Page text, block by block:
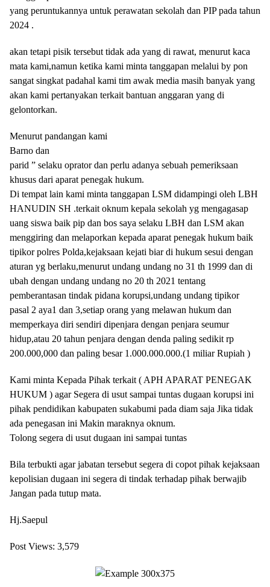
yang peruntukannya untuk perawatan sekolah dan PIP pada tahun
2024 .
akan tetapi pisik tersebut tidak ada yang di rawat, menurut kaca
mata kami,namun ketika kami minta tanggapan melalui by pon
sangat singkat padahal kami tim awak media masih banyak yang
akan kami pertanyakan terkait bantuan anggaran yang di
gelontorkan.
Menurut pandangan kami
Barno dan
parid ” selaku oprator dan perlu adanya sebuah pemeriksaan
khusus dari aparat penegak hukum.
Di tempat lain kami minta tanggapan LSM didampingi oleh LBH
HANUDIN SH .terkait oknum kepala sekolah yg mengagasap
uang siswa baik pip dan bos saya selaku LBH dan LSM akan
menggiring dan melaporkan kepada aparat penegak hukum baik
tipikor polres Polda,kejaksaan kejati biar di hukum sesui dengan
aturan yg berlaku,menurut undang undang no 31 th 1999 dan di
ubah dengan undang undang no 20 th 2021 tentang
pemberantasan tindak pidana korupsi,undang undang tipikor
pasal 2 aya1 dan 3,setiap orang yang melawan hukum dan
memperkaya diri sendiri dipenjara dengan penjara seumur
hidup,atau 20 tahun penjara dengan denda paling sedikit rp
200.000,000 dan paling besar 1.000.000.000.(1 miliar Rupiah )
Kami minta Kepada Pihak terkait ( APH APARAT PENEGAK
HUKUM ) agar Segera di usut sampai tuntas dugaan korupsi ini
pihak pendidikan kabupaten sukabumi pada diam saja Jika tidak
ada penegasan ini Makin maraknya oknum.
Tolong segera di usut dugaan ini sampai tuntas
Bila terbukti agar jabatan tersebut segera di copot pihak kejaksaan
kepolisian dugaan ini segera di tindak terhadap pihak berwajib
Jangan pada tutup mata.
Hj.Saepul
Post Views: 3,579